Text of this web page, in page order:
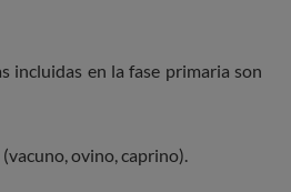
incluidas en la fase primaria son
ovino, caprino).